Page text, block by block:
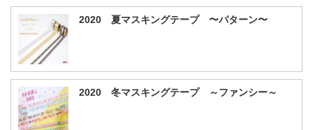
2020 夏マスキングテープ 〜パターン〜
2020 冬マスキングテープ ～ファンシー～